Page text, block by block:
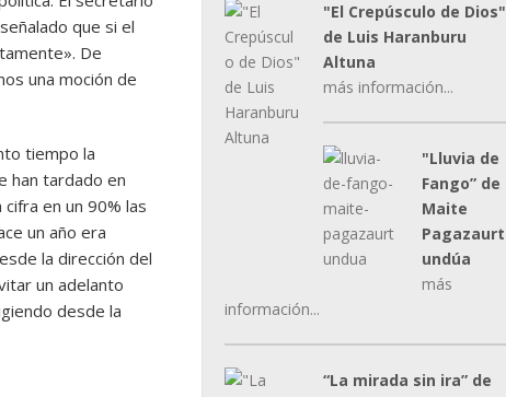
que si el
De
una moción de
tiempo la
han tardado en
en un 90% las
un año era
la dirección del
un adelanto
desde la
"El Crepúsculo de Dios"
de Luis Haranburu
Altuna
más información...
"Lluvia de
Fango” de
Maite
Pagazaurt
undúa
más
información...
“La mirada sin ira” de